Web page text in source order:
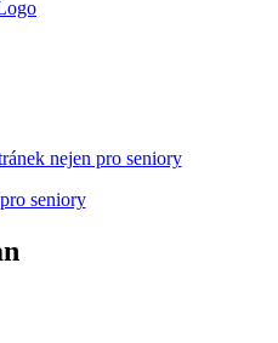
nejen pro seniory